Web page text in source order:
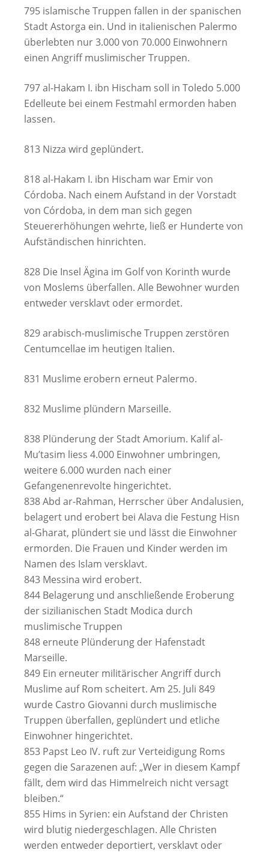
795 islamische Truppen fallen in der spanischen
Stadt Astorga ein. Und in italienischen Palermo
überlebten nur 3.000 von 70.000 Einwohnern
einen Angriff muslimischer Truppen.
797 al-Hakam I. ibn Hischam soll in Toledo 5.000
Edelleute bei einem Festmahl ermorden haben
lassen.
813 Nizza wird geplündert.
818 al-Hakam I. ibn Hischam war Emir von
Córdoba. Nach einem Aufstand in der Vorstadt
von Córdoba, in dem man sich gegen
Steuererhöhungen wehrte, ließ er Hunderte von
Aufständischen hinrichten.
828 Die Insel Ägina im Golf von Korinth wurde
von Moslems überfallen. Alle Bewohner wurden
entweder versklavt oder ermordet.
829 arabisch-muslimische Truppen zerstören
Centumcellae im heutigen Italien.
831 Muslime erobern erneut Palermo.
832 Muslime plündern Marseille.
838 Plünderung der Stadt Amorium. Kalif al-
Mu’tasim liess 4.000 Einwohner umbringen,
weitere 6.000 wurden nach einer
Gefangenenrevolte hingerichtet.
838 Abd ar-Rahman, Herrscher über Andalusien,
belagert und erobert bei Alava die Festung Hisn
al-Gharat, plündert sie und lässt die Einwohner
ermorden. Die Frauen und Kinder werden im
Namen des Islam versklavt.
843 Messina wird erobert.
844 Belagerung und anschließende Eroberung
der sizilianischen Stadt Modica durch
muslimische Truppen
848 erneute Plünderung der Hafenstadt
Marseille.
849 Ein erneuter militärischer Angriff durch
Muslime auf Rom scheitert. Am 25. Juli 849
wurde Castro Giovanni durch muslimische
Truppen überfallen, geplündert und etliche
Einwohner hingerichtet.
853 Papst Leo IV. ruft zur Verteidigung Roms
gegen die Sarazenen auf: „Wer in diesem Kampf
fällt, dem wird das Himmelreich nicht versagt
bleiben.“
855 Hims in Syrien: ein Aufstand der Christen
wird blutig niedergeschlagen. Alle Christen
werden entweder deportiert, versklavt oder